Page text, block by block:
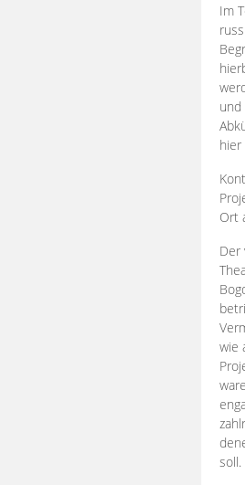
Im
und
Ort
Der
wie
zahlr
soll.